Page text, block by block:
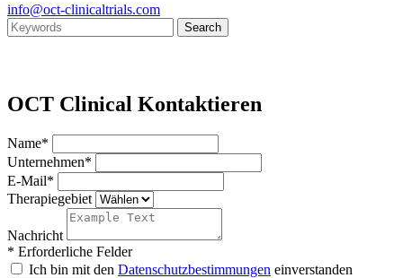
info@oct-clinicaltrials.com
OCT Clinical Kontaktieren
Name*
Unternehmen*
E-Mail*
Therapiegebiet
Nachricht
* Erforderliche Felder
Ich bin mit den Datenschutzbestimmungen einverstanden